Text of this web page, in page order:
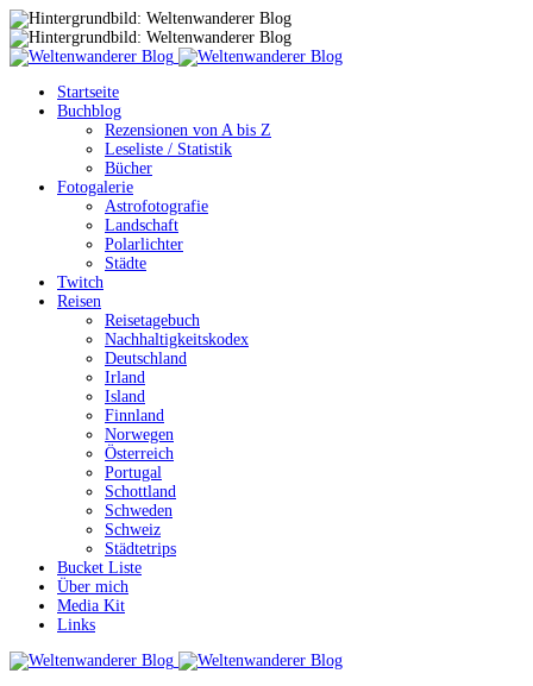
Startseite
Buchblog
Rezensionen von A bis Z
Leseliste / Statistik
Bücher
Fotogalerie
Astrofotografie
Landschaft
Polarlichter
Städte
Twitch
Reisen
Reisetagebuch
Nachhaltigkeitskodex
Deutschland
Irland
Island
Finnland
Norwegen
Österreich
Portugal
Schottland
Schweden
Schweiz
Städtetrips
Bucket Liste
Über mich
Media Kit
Links